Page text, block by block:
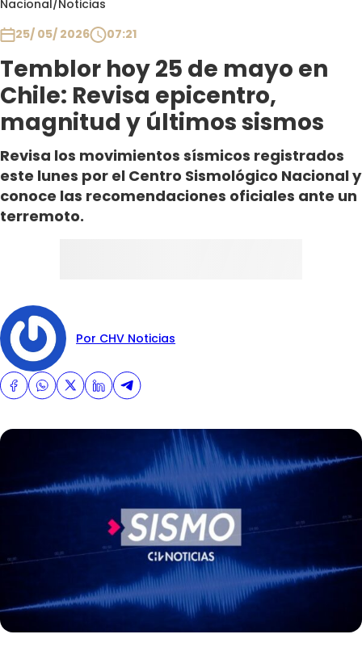
Nacional/Noticias
25/ 05/ 2026
07:21
Temblor hoy 25 de mayo en
Chile: Revisa epicentro,
magnitud y últimos sismos
Revisa los movimientos sísmicos registrados
este lunes por el Centro Sismológico Nacional y
conoce las recomendaciones oficiales ante un
terremoto.
Por CHV Noticias
Club De La Comedia
Contigo en Directo
Plan Perfecto
El Tiempo
Sabingo
Todos Los Programas